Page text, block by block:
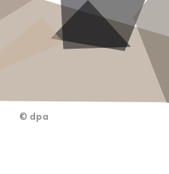
© dpa